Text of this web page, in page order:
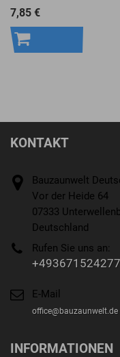
7,85 €
KONTAKT
Bauzaunwelt
Vor der Heide 64
07333
Deutschland
Rufen Sie uns an:
E-Mail
office@bauzaunwelt.de
INFORMATIONEN